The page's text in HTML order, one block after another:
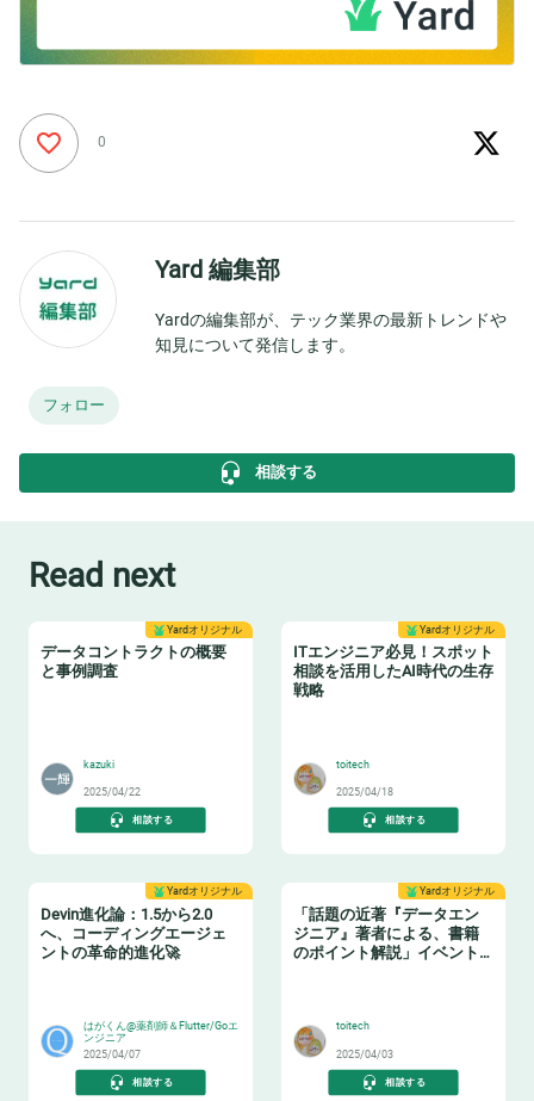
0
Yard 編集部
Yardの編集部が、テック業界の最新トレンドや
知見について発信します。
フォロー
相談する
Read next
Yardオリジナル
データコントラクトの概要
と事例調査
kazuki
2025/04/22
相談する
Yardオリジナル
ITエンジニア必見！スポット
相談を活用したAI時代の生存
戦略
toitech
2025/04/18
相談する
Yardオリジナル
Devin進化論：1.5から2.0
へ、コーディングエージェ
ントの革命的進化🚀
はがくん@薬剤師＆Flutter/Goエ
ンジニア
2025/04/07
相談する
Yardオリジナル
「話題の近著『データエン
ジニア』著者による、書籍
のポイント解説」イベント
toitech
2025/04/03
相談する